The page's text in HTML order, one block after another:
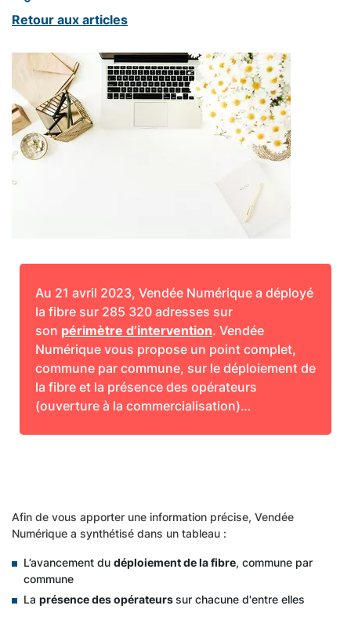
Retour aux articles
Au 21 avril 2023, Vendée Numérique a déployé
la fibre sur 285 320 adresses sur
son périmètre d’intervention. Vendée
Numérique vous propose un point complet,
commune par commune, sur le déploiement de
la fibre et la présence des opérateurs
(ouverture à la commercialisation)…
Afin de vous apporter une information précise, Vendée
Numérique a synthétisé dans un tableau :
L’avancement du déploiement de la fibre, commune par
commune
La présence des opérateurssur chacune d'entre elles